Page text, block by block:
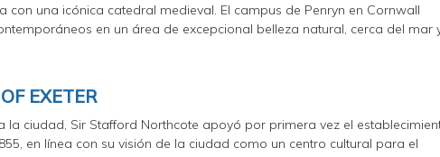
con una icónica catedral medieval. El campus de Penryn en Cornwall
en un área de excepcional belleza natural, cerca del mar
EXETER
ciudad, Sir Stafford Northcote apoyó por primera vez el
en línea con su visión de la ciudad como un centro cultural para el